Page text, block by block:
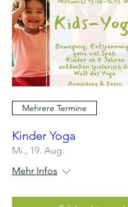
Mehrere Termine
Kinder Yoga
Mi., 19. Aug.
Mehr Infos